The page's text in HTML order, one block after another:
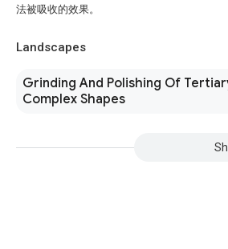
法被吸收的效果。
Landscapes
Grinding And Polishing Of
Complex Shapes